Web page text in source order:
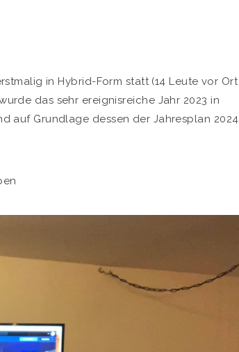
in Hybrid-Form statt (14 Leute vor Ort
das sehr ereignisreiche Jahr 2023 in
auf Grundlage dessen der Jahresplan 2024